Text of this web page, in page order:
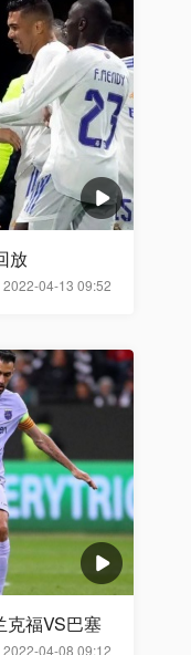
2022-04-13 09:52
放
2022-04-08 09:12
克福VS巴塞